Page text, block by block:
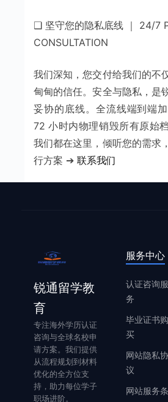
❑ 坚守您的隐私底线 ｜ 24/7
CONSULTATION
我们深知，您交付给我们的不
甸甸的信任。安全与隐私，是
妥协的底线。全流线端到端
72 小时内物理销毁所有原始
我们都在这里，倾听您的需求
行方案 ➔ 联系我们
锐通留学教
育
专注海外学历认证
咨询与全球名校申
请方案。我们提供
从流程规划到材料
优化的全方位支
持，助力每位学子
职场进阶。
服务中心
认证咨询服
务
毕业证书购
买
网站隐私协
议
网站服务条